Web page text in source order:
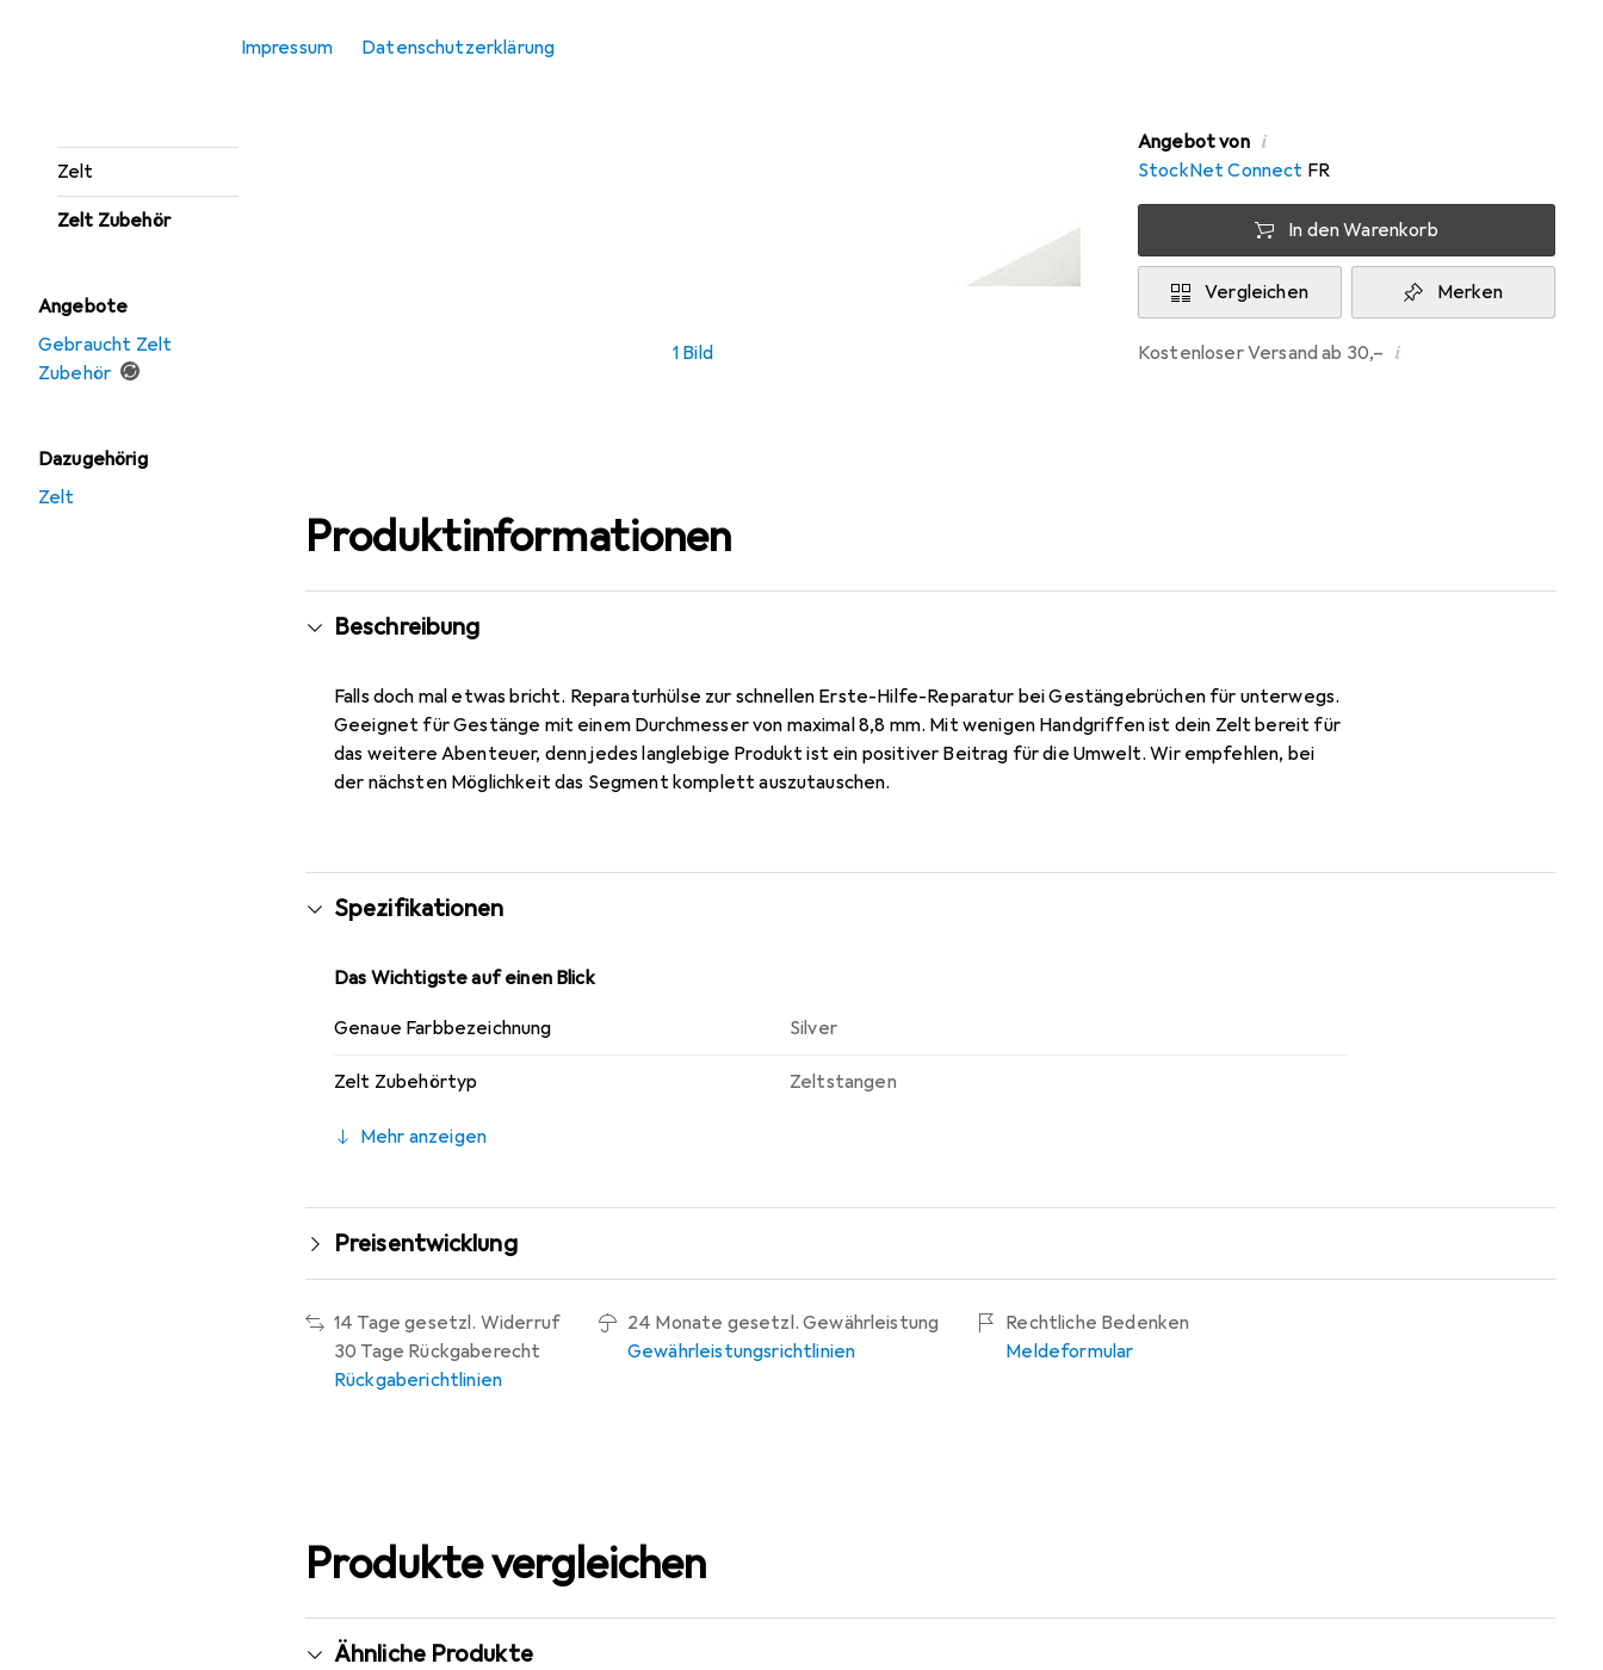
Impressum Datenschutzerklärung
Zelt
Zelt Zubehör
Angebote
Gebraucht Zelt
Zubehör
Dazugehörig
Zelt
1 Bild
Angebot von i
StockNet Connect FR
In den Warenkorb
Vergleichen Merken
Kostenloser Versand ab 30,– i
Produktinformationen
Beschreibung
Falls doch mal etwas bricht. Reparaturhülse zur schnellen Erste-Hilfe-Reparatur bei Gestängebrüchen für unterwegs.
Geeignet für Gestänge mit einem Durchmesser von maximal 8,8 mm. Mit wenigen Handgriffen ist dein Zelt bereit für
das weitere Abenteuer, denn jedes langlebige Produkt ist ein positiver Beitrag für die Umwelt. Wir empfehlen, bei
der nächsten Möglichkeit das Segment komplett auszutauschen.
Spezifikationen
Das Wichtigste auf einen Blick
Genaue Farbbezeichnung Silver
Zelt Zubehörtyp Zeltstangen
Mehr anzeigen
Preisentwicklung
14 Tage gesetzl. Widerruf
30 Tage Rückgaberecht
Rückgaberichtlinien
24 Monate gesetzl. Gewährleistung
Gewährleistungsrichtlinien
Rechtliche Bedenken
Meldeformular
Produkte vergleichen
Ähnliche Produkte